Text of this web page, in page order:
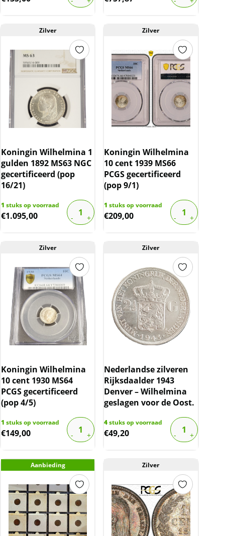
Zilver
Koningin Wilhelmina 1
gulden 1892 MS63 NGC
gecertificeerd (pop
16/21)
1 stuks op voorraad
€1.095,00
Zilver
Koningin Wilhelmina
10 cent 1939 MS66
PCGS gecertificeerd
(pop 9/1)
1 stuks op voorraad
€209,00
Zilver
Koningin Wilhelmina
10 cent 1930 MS64
PCGS gecertificeerd
(pop 4/5)
1 stuks op voorraad
€149,00
Zilver
Nederlandse zilveren
Rijksdaalder 1943
Denver – Wilhelmina
geslagen voor de Oost.
4stuks op voorraad
€49,20
Aanbieding Zilver